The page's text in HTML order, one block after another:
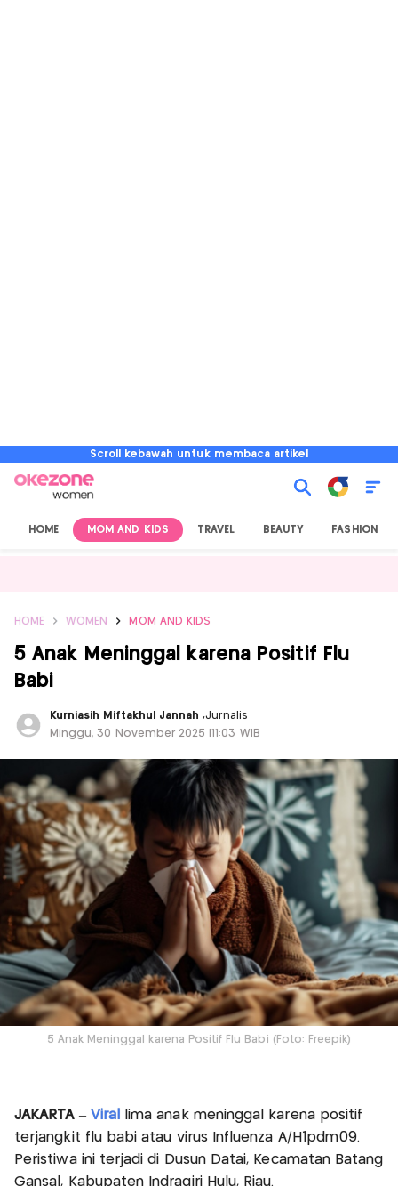
Scroll kebawah untuk membaca artikel
HOME MOM AND KIDS TRAVEL BEAUTY FASHION
HOME WOMEN MOM AND KIDS
5 Anak Meninggal karena Positif Flu
Babi
Kurniasih Miftakhul Jannah,Jurnalis
Minggu, 30 November 2025 |11:03 WIB
5 Anak Meninggal karena Positif Flu Babi (Foto: Freepik)
JAKARTA– Viral
lima anak meninggal karena positif
terjangkit flu babi atau virus Influenza A/H1pdm09.
Peristiwa ini terjadi di Dusun Datai, Kecamatan Batang
Gansal, Kabupaten Indragiri Hulu, Riau.